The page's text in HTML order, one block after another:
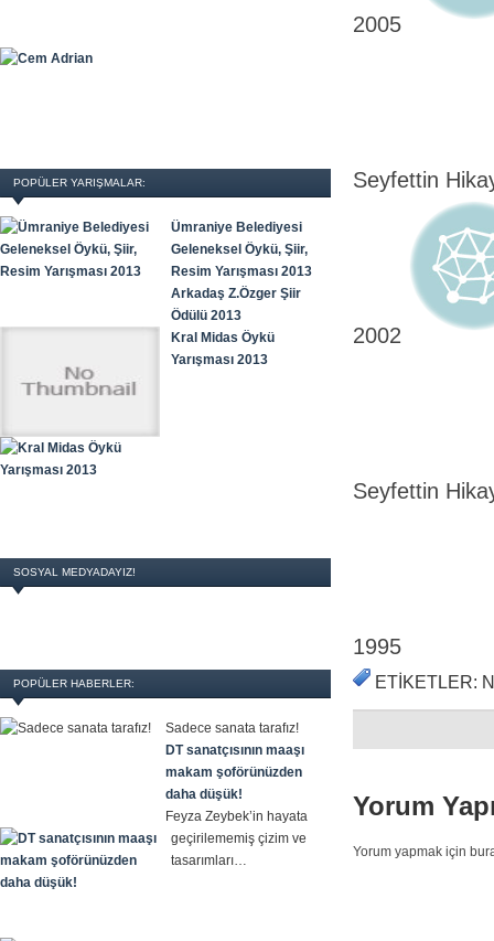
2005
Seyfettin
2002
Seyfettin
1995
ETIKETLER:
Yorum
Yorum yapmak için
POPÜLER YARIŞMALAR:
Ümraniye Belediyesi
Geleneksel Öykü, Şiir,
Resim Yarışması 2013
Arkadaş Z.Özger Şiir
Ödülü 2013
Kral Midas Öykü
Yarışması 2013
SOSYAL MEDYADAYIZ!
POPÜLER HABERLER:
Sadece sanata tarafız!
DT sanatçısının maaşı
makam şoförünüzden
daha düşük!
Feyza Zeybek’in hayata
geçirilememiş çizim ve
tasarımları…